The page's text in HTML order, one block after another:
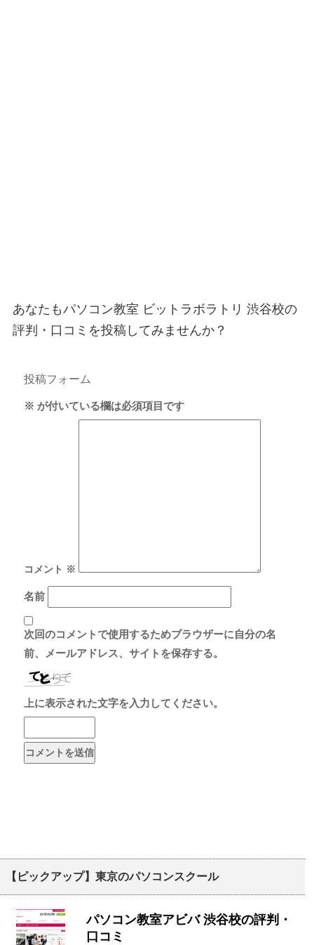
あなたもパソコン教室 ビットラボラトリ 渋谷校の
評判・口コミを投稿してみませんか？
投稿フォーム
※ が付いている欄は必須項目です
コメント ※
名前
次回のコメントで使用するためブラウザーに自分の名
前、メールアドレス、サイトを保存する。
上に表示された文字を入力してください。
【ピックアップ】東京のパソコンスクール
パソコン教室アビバ 渋谷校の評判・
口コミ